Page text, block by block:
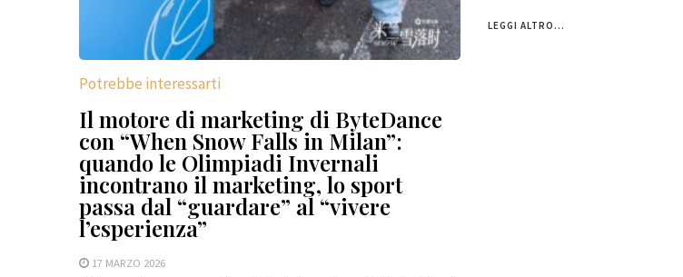
Potrebbe interessarti
Il motore di marketing di ByteDance
con “When Snow Falls in Milan”:
quando le Olimpiadi Invernali
incontrano il marketing, lo sport
passa dal “guardare” al “vivere
l’esperienza”
17 MARZO 2026
LEGGI ALTRO...